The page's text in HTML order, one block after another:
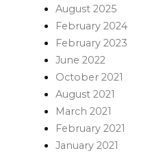
August 2025
February 2024
February 2023
June 2022
October 2021
August 2021
March 2021
February 2021
January 2021